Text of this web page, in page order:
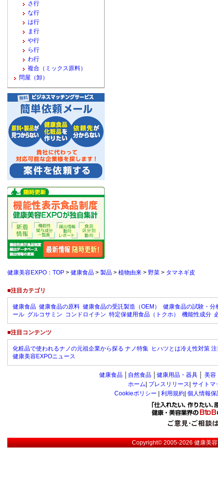
さ行
な行
は行
ま行
や行
ら行
わ行
複合（ミックス原料）
問屋（卸）
健康美容EXPO：TOP > 健康食品 > 製品 > 植物由来 > 野菜 > タマネギ皮
■注目カテゴリ
健康食品 健康食品の原料 健康食品の受託製造（OEM）
健康食品の試験・分
ール グルコサミン コンドロイチン 特定保健用食品（トクホ） 機能性成分
■注目コンテンツ
化粧品で使われるナノの元祖企業から探る ナノ特集 ヒハツとは冷え性対策
健康美容EXPOニュース
健康食品 自然食品 健康用品・器具 美容
ホーム プレスリリース サイトマ
Cookieポリシー
利用規約 個人情報
Copyright© 2005-2026健康美